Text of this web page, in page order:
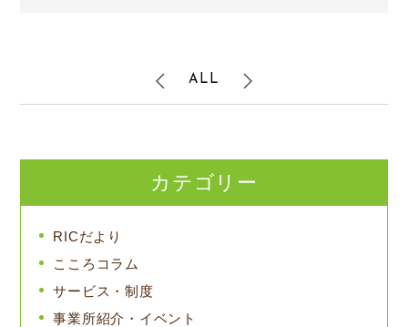
ALL
カテゴリー
RICだより
こころコラム
サービス・制度
事業所紹介・イベント